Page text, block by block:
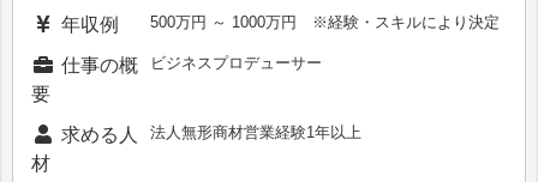
年収例 500万円 ～ 1000万円 ※経験・スキルにより決定
仕事の概
要
ビジネスプロデューサー
求める人
材
法人無形商材営業経験1年以上